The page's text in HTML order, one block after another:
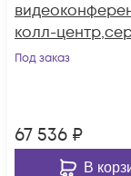
колл-
удалённого
Под заказ
67 536 ₽
В